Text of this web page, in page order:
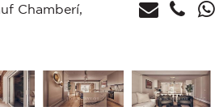
Chamberí,